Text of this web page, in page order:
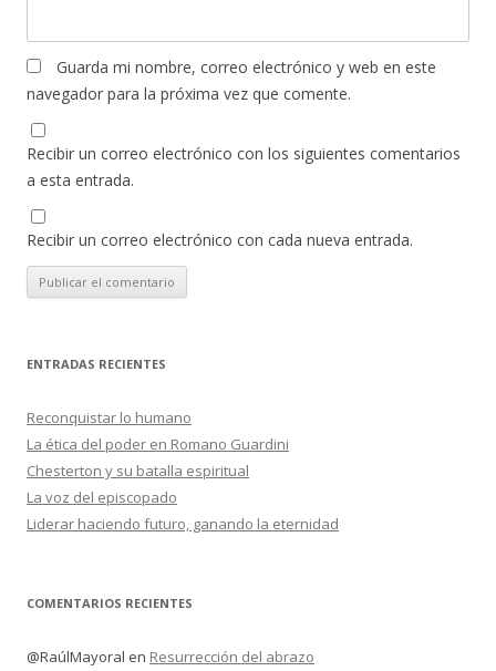
Guarda mi nombre, correo electrónico y web en este
navegador para la próxima vez que comente.
Recibir un correo electrónico con los siguientes comentarios
a esta entrada.
Recibir un correo electrónico con cada nueva entrada.
ENTRADAS RECIENTES
Reconquistar lo humano
La ética del poder en Romano Guardini
Chesterton y su batalla espiritual
La voz del episcopado
Liderar haciendo futuro, ganando la eternidad
COMENTARIOS RECIENTES
@RaúlMayoral en Resurrección del abrazo